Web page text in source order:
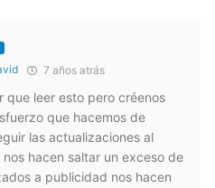
7 años atrás
que leer esto pero créenos
que hacemos de
las actualizaciones al
hacen saltar un exceso de
a publicidad nos hacen